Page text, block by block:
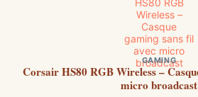
GAMING
Corsair HS80 RGB Wireless –
micro broadcast